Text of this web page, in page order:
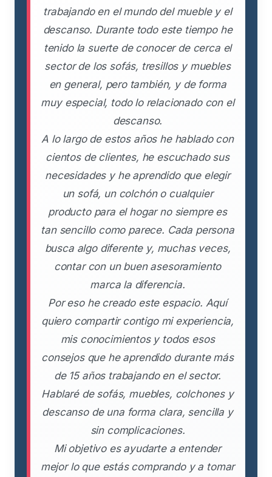
trabajando en el mundo del mueble y el
descanso. Durante todo este tiempo he
tenido la suerte de conocer de cerca el
sector de los sofás, tresillos y muebles
en general, pero también, y de forma
muy especial, todo lo relacionado con el
descanso.
A lo largo de estos años he hablado con
cientos de clientes, he escuchado sus
necesidades y he aprendido que elegir
un sofá, un colchón o cualquier
producto para el hogar no siempre es
tan sencillo como parece. Cada persona
busca algo diferente y, muchas veces,
contar con un buen asesoramiento
marca la diferencia.
Por eso he creado este espacio. Aquí
quiero compartir contigo mi experiencia,
mis conocimientos y todos esos
consejos que he aprendido durante más
de 15 años trabajando en el sector.
Hablaré de sofás, muebles, colchones y
descanso de una forma clara, sencilla y
sin complicaciones.
Mi objetivo es ayudarte a entender
mejor lo que estás comprando y a tomar